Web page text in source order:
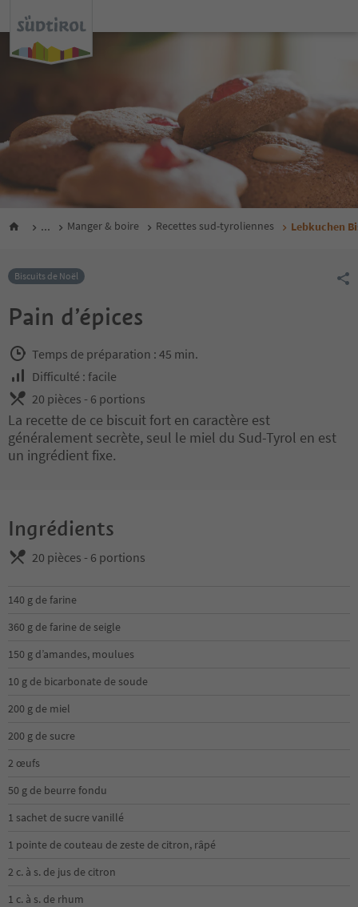
... Manger & boire Recettes sud-tyroliennes Lebkuchen
Biscuits de Noël
Pain d’épices
Temps de préparation : 45 min.
Difficulté : facile
20 pièces - 6 portions
La recette de ce biscuit fort en caractère est
généralement secrète, seul le miel du Sud-Tyrol en est
un ingrédient fixe.
Ingrédients
20 pièces - 6 portions
140 g de farine
360 g de farine de seigle
150 g d’amandes, moulues
10 g de bicarbonate de soude
200 g de miel
200 g de sucre
2 œufs
50 g de beurre fondu
1 sachet de sucre vanillé
1 pointe de couteau de zeste de citron, râpé
2 c. à s. de jus de citron
1 c. à s. de rhum